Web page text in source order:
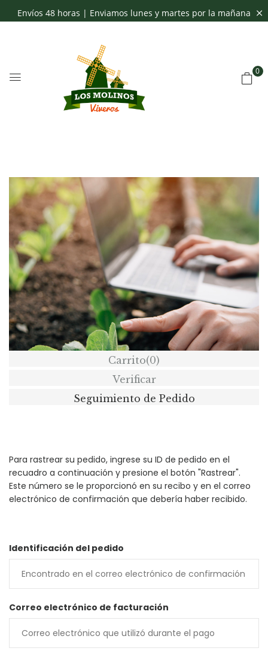
Envíos 48 horas | Enviamos lunes y martes por la mañana
0
Carrito(0)
Verificar
Seguimiento de Pedido
Para rastrear su pedido, ingrese su ID de pedido en el
recuadro a continuación y presione el botón "Rastrear".
Este número se le proporcionó en su recibo y en el correo
electrónico de confirmación que debería haber recibido.
Identificación del pedido
Correo electrónico de facturación